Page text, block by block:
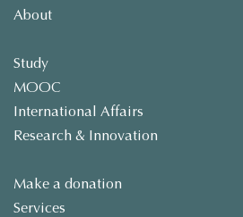
About
Study
MOOC
International Affairs
Research & Innovation
Make a donation
Services